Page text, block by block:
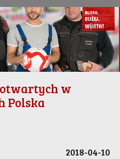
w
Polska
2018-04-10